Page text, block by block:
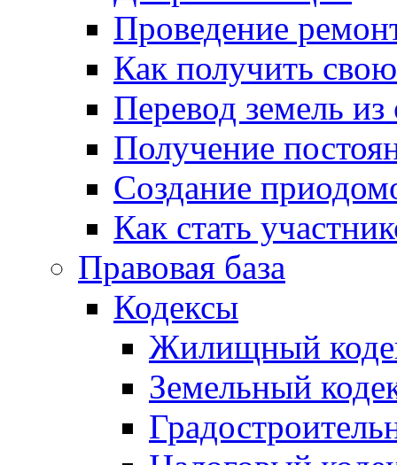
Проведение
Как получить
Перевод земель
Получение
Создание
Как стать
Правовая база
Кодексы
Жилищный
Земельный